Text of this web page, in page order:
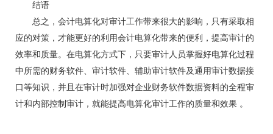
结语
总之，会计电算化对审计工作带来很大的影响，只有采取相
应的对策，才能更好的利用会计电算化带来的便利，提高审计的
效率和质量。在电算化方式下，只要审计人员掌握好电算化过程
中所需的财务软件、审计软件、辅助审计软件及通用审计数据接
口等知识，并且在审计时加强对企业财务软件数据资料的全程审
计和内部控制审计，就能提高电算化审计工作的质量和效果 。